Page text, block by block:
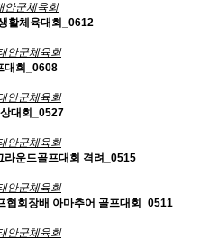
안군체육회
활체육대회_0612
안군체육회
대회_0608
안군체육회
대회_0527
안군체육회
라운드골프대회 격려_0515
안군체육회
협회장배 아마추어 골프대회_0511
안군체육회